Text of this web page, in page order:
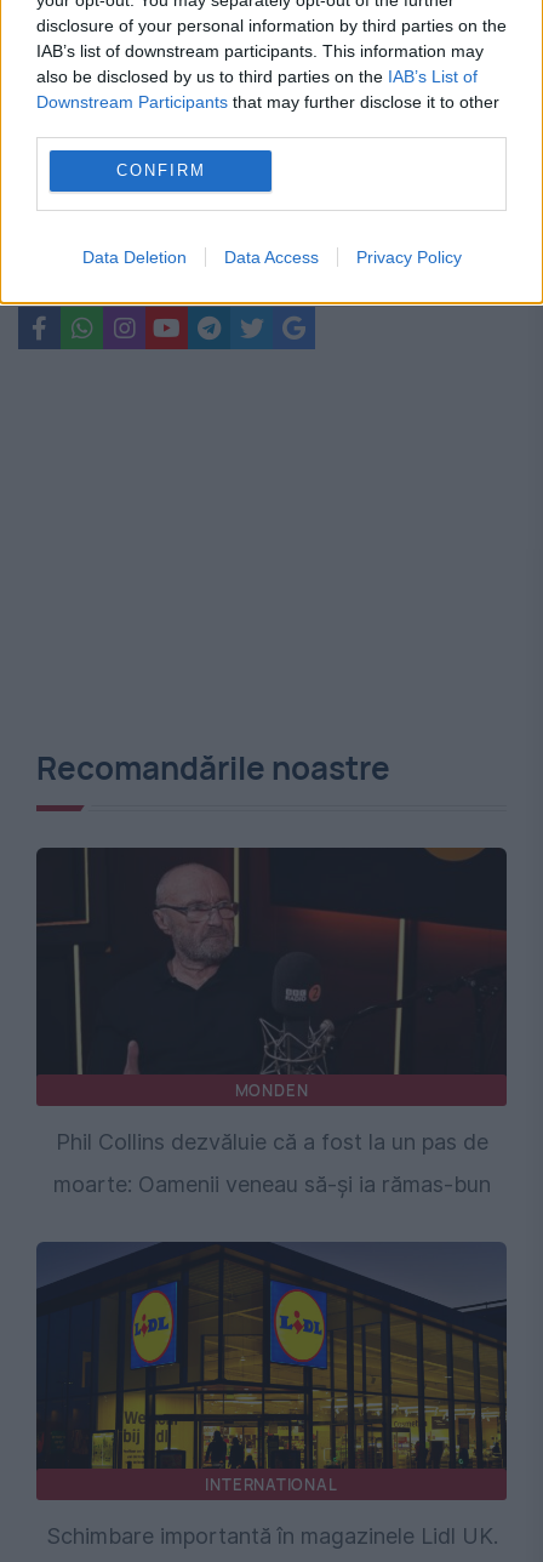
disclosure of your personal information by third parties on the
IAB’s list of downstream participants. This information may
also be disclosed by us to third parties on the IAB’s List of
Downstream Participants that may further disclose it to other
CONFIRM
Data Deletion Data Access Privacy Policy
casnici
alexandru nazare comisia europeana
Recomandările noastre
MONDEN
Phil Collins dezvăluie că a fost la un pas de
moarte: Oamenii veneau să-și ia rămas-bun
INTERNATIONAL
Schimbare importantă în magazinele Lidl UK.